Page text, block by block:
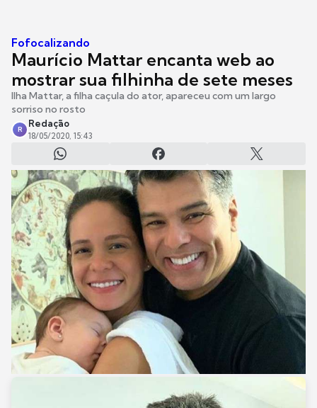
Fofocalizando
Maurício Mattar encanta web ao
mostrar sua filhinha de sete meses
Ilha Mattar, a filha caçula do ator, apareceu com um largo
sorriso no rosto
R
Redação
18/05/2020, 15:43